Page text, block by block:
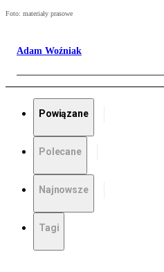
Foto: materiały prasowe
Adam Woźniak
Powiązane
Polecane
Najnowsze
Tagi